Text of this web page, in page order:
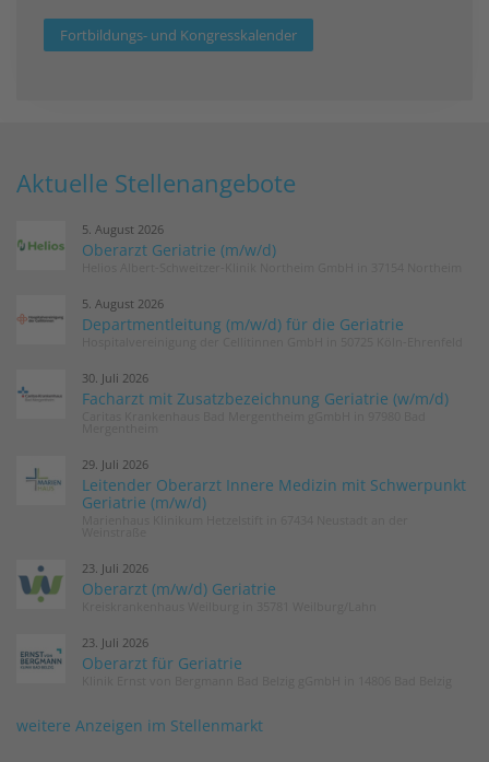
Fortbildungs- und Kongresskalender
Aktuelle Stellenangebote
5. August 2026
Oberarzt Geriatrie (m/w/d)
5. August 2026
Departmentleitung (m/w/d) für die Geriatrie
30. Juli 2026
Facharzt mit Zusatzbezeichnung Geriatrie (w/m/d)
29. Juli 2026
Leitender Oberarzt Innere Medizin mit Schwerpunkt
Geriatrie (m/w/d)
23. Juli 2026
Oberarzt (m/w/d) Geriatrie
23. Juli 2026
Oberarzt für Geriatrie
weitere Anzeigen im Stellenmarkt